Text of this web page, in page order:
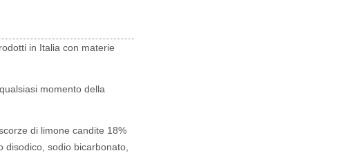
in Italia con materie
momento della
di limone candite 18%
sodio bicarbonato,